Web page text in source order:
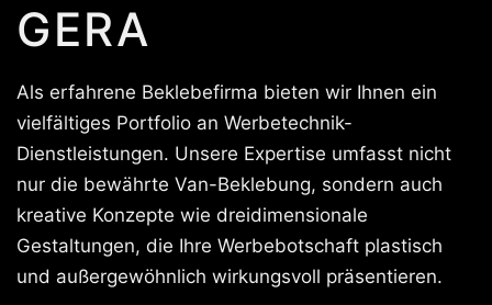
GERA
Als erfahrene Beklebefirma bieten wir Ihnen ein
vielfältiges Portfolio an Werbetechnik-
Dienstleistungen. Unsere Expertise umfasst nicht
nur die bewährte Van-Beklebung, sondern auch
kreative Konzepte wie dreidimensionale
Gestaltungen, die Ihre Werbebotschaft plastisch
und außergewöhnlich wirkungsvoll präsentieren.